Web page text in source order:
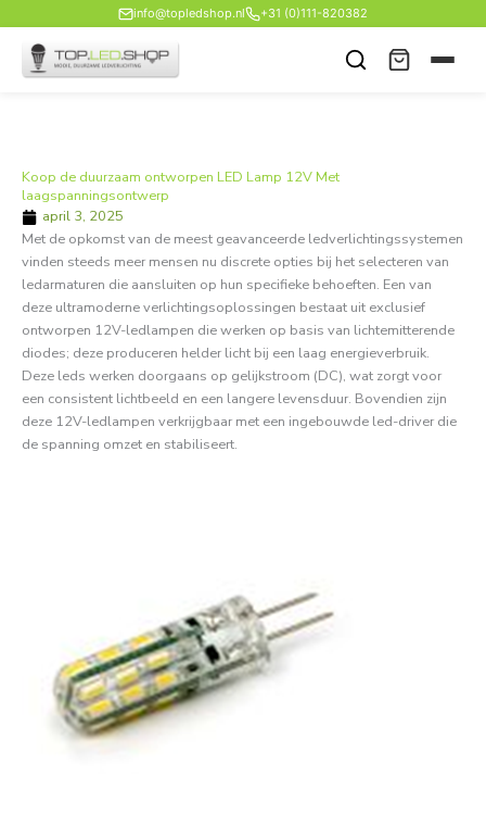
naar
inhoud
info@topledshop.nl +31 (0)111-820382
Koop de duurzaam ontworpen LED Lamp 12V Met
laagspanningsontwerp
april 3, 2025
Met de opkomst van de meest geavanceerde ledverlichtingssystemen
vinden steeds meer mensen nu discrete opties bij het selecteren van
ledarmaturen die aansluiten op hun specifieke behoeften. Een van
deze ultramoderne verlichtingsoplossingen bestaat uit exclusief
ontworpen 12V-ledlampen die werken op basis van lichtemitterende
diodes; deze produceren helder licht bij een laag energieverbruik.
Deze leds werken doorgaans op gelijkstroom (DC), wat zorgt voor
een consistent lichtbeeld en een langere levensduur. Bovendien zijn
deze 12V-ledlampen verkrijgbaar met een ingebouwde led-driver die
de spanning omzet en stabiliseert.